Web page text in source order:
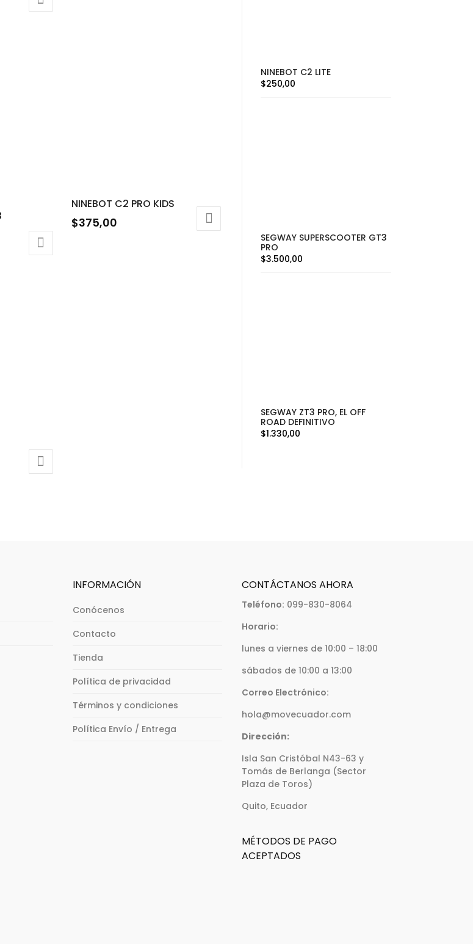
NINEBOT C2 PRO KIDS
$375,00
NINEBOT C2 LITE
$250,00
SEGWAY SUPERSCOOTER GT3
PRO
$3.500,00
SEGWAY ZT3 PRO, EL OFF
ROAD DEFINITIVO
$1.330,00
INFORMACIÓN
Conócenos
Contacto
Tienda
Política de privacidad
Términos y condiciones
Política Envío / Entrega
CONTÁCTANOS AHORA
Teléfono: 099-830-8064
Horario:
lunes a viernes de 10:00 – 18:00
sábados de 10:00 a 13:00
Correo Electrónico:
hola@movecuador.com
Dirección:
Isla San Cristóbal N43-63 y
Tomás de Berlanga (Sector
Plaza de Toros)
Quito, Ecuador
MÉTODOS DE PAGO
ACEPTADOS